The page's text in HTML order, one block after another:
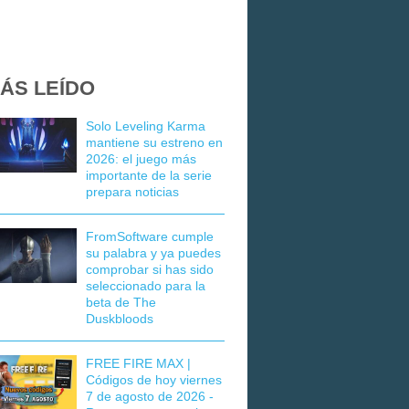
LEÍDO
Solo Leveling Karma
mantiene su estreno en
2026: el juego más
importante de la serie
prepara noticias
FromSoftware cumple
su palabra y ya puedes
comprobar si has sido
seleccionado para la
beta de The
Duskbloods
FREE FIRE MAX |
Códigos de hoy viernes
7 de agosto de 2026 -